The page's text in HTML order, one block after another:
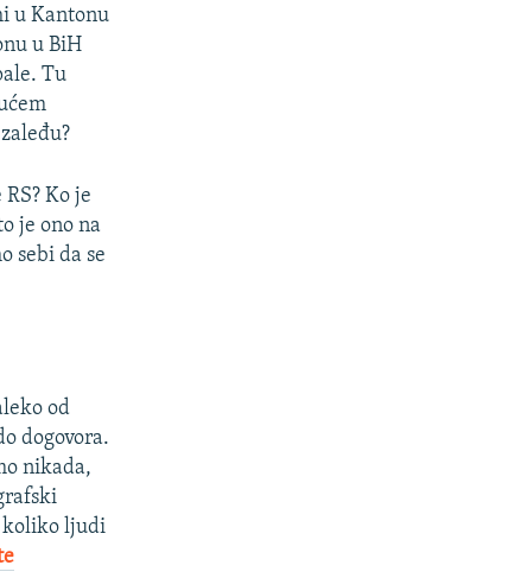
u Kantonu
u BiH
Tu
Ko je
je ono na
sebi da se
od
dogovora.
nikada,
koliko ljudi